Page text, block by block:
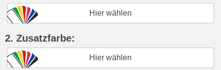
Hier wählen
2. Zusatzfarbe:
Hier wählen